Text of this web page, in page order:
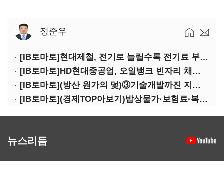
정준우
[IB토마토]현대제철, 전기로 늘릴수록 전기료 부담…저탄소 전환의 역설
[IB토마토]HD현대중공업, 오일뱅크 빈자리 채웠다…그룹 배당 핵심축 부상
[IB토마토](방산 원가의 덫)③기술개발까진 지원…수출은 각자도생
[IB토마토](경제TOP아보기)밥상물가·보험료·복구비…장마가 내미는 청구서
뉴스리듬